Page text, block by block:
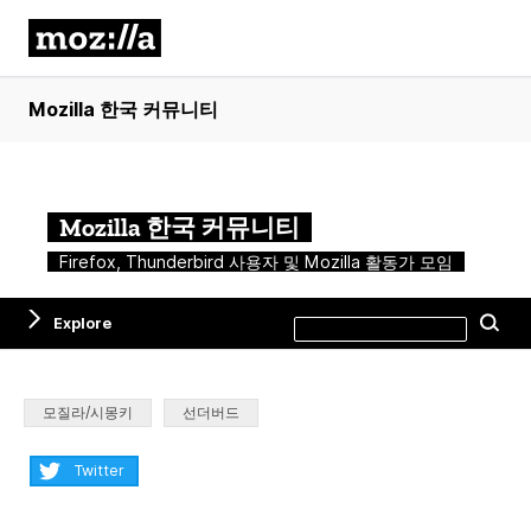
Mozilla 한국 커뮤니티
Mozilla 한국 커뮤니티
Firefox, Thunderbird 사용자 및 Mozilla 활동가 모임
Explore
this
site
Categories:
모질라/시몽키 선더버드
Share:Twitter